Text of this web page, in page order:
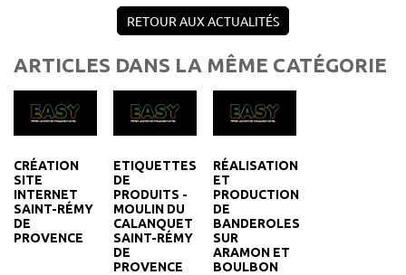
RETOUR AUX ACTUALITÉS
ARTICLES DANS LA MÊME CATÉGORIE
CRÉATION
SITE
INTERNET
SAINT-RÉMY
DE
PROVENCE
ETIQUETTES
DE
PRODUITS -
MOULIN DU
CALANQUET
SAINT-RÉMY
DE
PROVENCE
RÉALISATION
ET
PRODUCTION
DE
BANDEROLES
SUR
ARAMON ET
BOULBON